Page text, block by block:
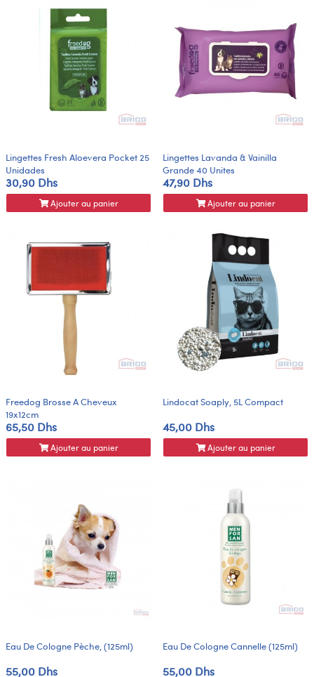
Lingettes Fresh Aloevera Pocket 25
Unidades
30,90 Dhs
Ajouter au panier
Lingettes Lavanda & Vainilla
Grande 40 Unites
47,90 Dhs
Ajouter au panier
Freedog Brosse A Cheveux
19x12cm
65,50 Dhs
Ajouter au panier
Lindocat Soaply, 5L Compact
45,00 Dhs
Ajouter au panier
Eau De Cologne Pèche, (125ml)
55,00 Dhs
Eau De Cologne Cannelle (125ml)
55,00 Dhs